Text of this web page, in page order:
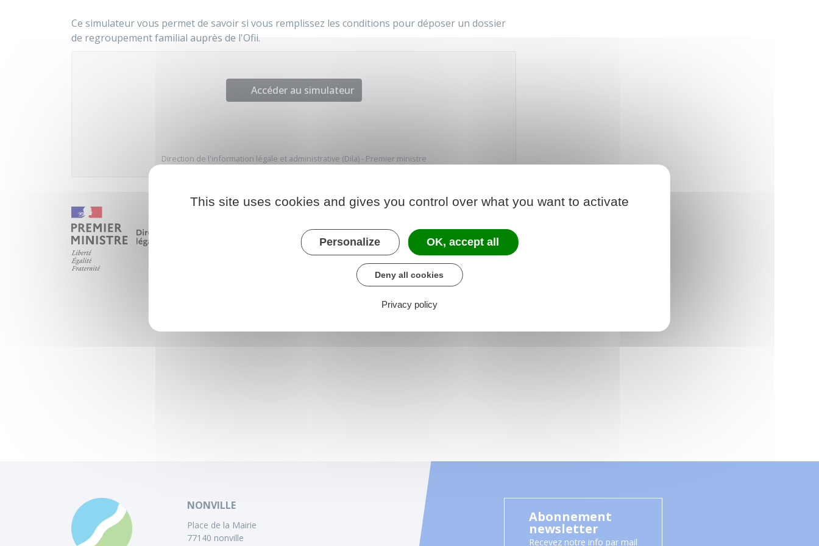
Ce simulateur vous permet de savoir si vous remplissez les conditions pour déposer un dossier
de regroupement familial auprès de l'Ofii.
Accéder au simulateur
Direction de l'information légale et administrative (Dila) - Premier ministre
NONVILLE
Place de la Mairie
77140 nonville
Abonnement
newsletter
Recevez notre info par mail
This site uses cookies and gives you control over what you want to activate
Personalize OK, accept all
Deny all cookies
Privacy policy